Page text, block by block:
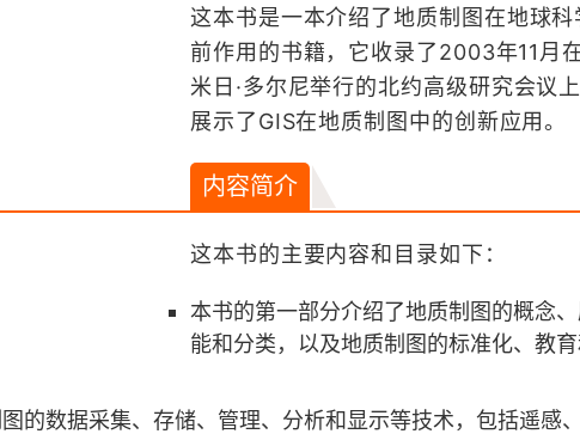
这本书是一本介绍了地质制图在地球科
前作用的书籍，它收录了2003年11月
米日·多尔尼举行的北约高级研究会议上
展示了GIS在地质制图中的创新应用。
内容简介
这本书的主要内容和目录如下：
本书的第一部分介绍了地质制图的概念
能和分类，以及地质制图的标准化、教
的数据采集、存储、管理、分析和显示等技术，包括遥感